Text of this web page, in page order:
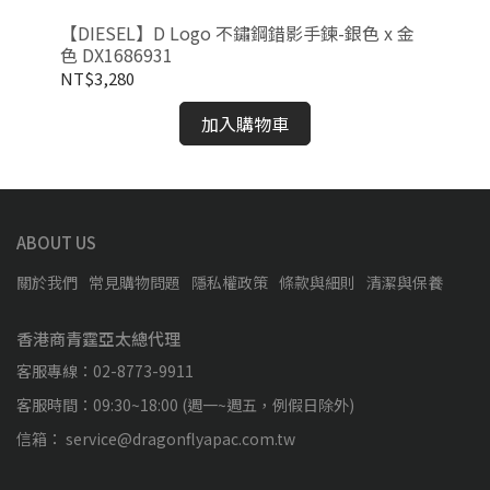
【DIESEL】D Logo 不鏽鋼錯影手鍊-銀色 x 金
色 DX1686931
NT$3,280
加入購物車
ABOUT US
關於我們 常見購物問題 隱私權政策 條款與細則 清潔與保養
香港商青霆亞太總代理
客服專線：02-8773-9911
客服時間：09:30~18:00 (週一~週五，例假日除外)
信箱： service@dragonflyapac.com.tw